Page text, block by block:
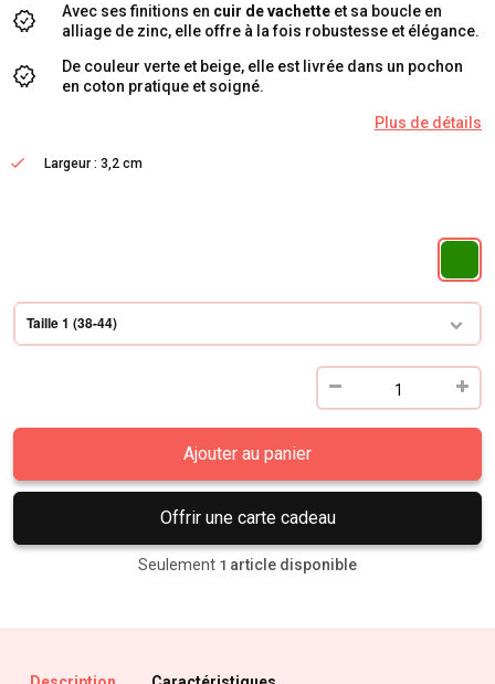
Avec ses finitions en cuir de vachette et sa boucle en
alliage de zinc, elle offre à la fois robustesse et élégance.
De couleur verte et beige, elle est livrée dans un pochon
en coton pratique et soigné.
Plus de détails
Largeur : 3,2 cm
Taille 1 (38-44)
Ajouter au panier
Offrir une carte cadeau
Seulement 1 article disponible